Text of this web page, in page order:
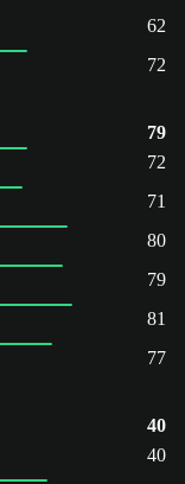
62
72
79
72
71
80
79
81
77
40
40